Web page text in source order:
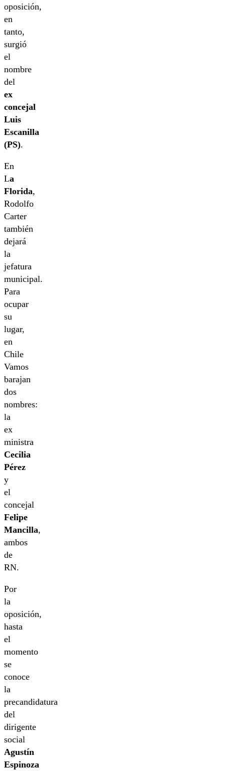
oposición,
en
tanto,
surgió
el
nombre
del
ex
concejal
Luis
Escanilla
(PS).
En
La
Florida,
Rodolfo
Carter
también
dejará
la
jefatura
municipal.
Para
ocupar
su
lugar,
en
Chile
Vamos
barajan
dos
nombres:
la
ex
ministra
Cecilia
Pérez
y
el
concejal
Felipe
Mancilla,
ambos
de
RN.
Por
la
oposición,
hasta
el
momento
se
conoce
la
precandidatura
del
dirigente
social
Agustín
Espinoza